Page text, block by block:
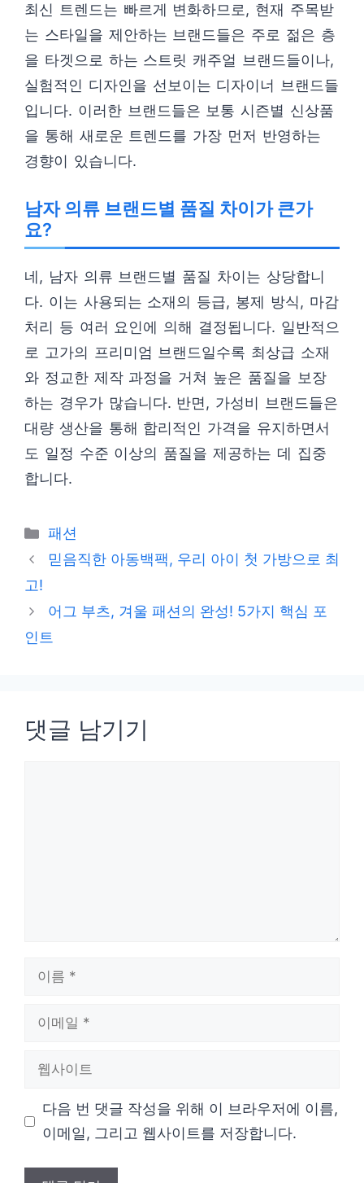
최신 트렌드는 빠르게 변화하므로, 현재 주목받
는 스타일을 제안하는 브랜드들은 주로 젊은 층
을 타겟으로 하는 스트릿 캐주얼 브랜드들이나,
실험적인 디자인을 선보이는 디자이너 브랜드들
입니다. 이러한 브랜드들은 보통 시즌별 신상품
을 통해 새로운 트렌드를 가장 먼저 반영하는
경향이 있습니다.
남자 의류 브랜드별 품질 차이가 큰가
요?
네, 남자 의류 브랜드별 품질 차이는 상당합니
다. 이는 사용되는 소재의 등급, 봉제 방식, 마감
처리 등 여러 요인에 의해 결정됩니다. 일반적으
로 고가의 프리미엄 브랜드일수록 최상급 소재
와 정교한 제작 과정을 거쳐 높은 품질을 보장
하는 경우가 많습니다. 반면, 가성비 브랜드들은
대량 생산을 통해 합리적인 가격을 유지하면서
도 일정 수준 이상의 품질을 제공하는 데 집중
합니다.
카
테
패션
믿음직한 아동백팩, 우리 아이 첫 가방으로 최
고!
어그 부츠, 겨울 패션의 완성! 5가지 핵심 포
인트
댓글 남기기
다음 번 댓글 작성을 위해 이 브라우저에 이름,
이메일, 그리고 웹사이트를 저장합니다.